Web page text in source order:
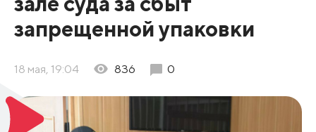
запрещенной упаковки
18 мая, 19:04 836 0